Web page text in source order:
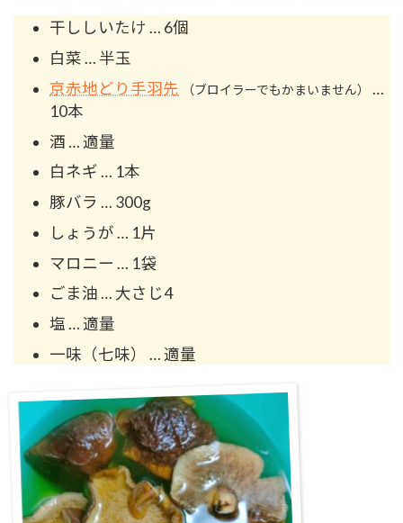
干ししいたけ … 6個
白菜 … 半玉
京赤地どり手羽先
（ブロイラーでもかまいません） …
10本
酒 … 適量
白ネギ … 1本
豚バラ … 300g
しょうが … 1片
マロニー … 1袋
ごま油 … 大さじ4
塩 … 適量
一味（七味） … 適量